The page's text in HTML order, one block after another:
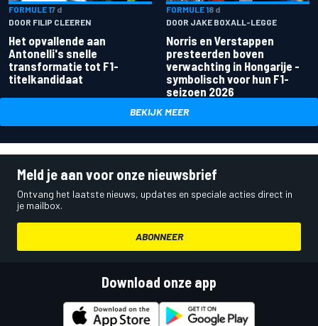
FORMULE 17 d
DOOR FILIP CLEEREN
Het opvallende aan
Antonelli's snelle
transformatie tot F1-
titelkandidaat
FORMULE 18 d
DOOR JAKE BOXALL-LEGGE
Norris en Verstappen
presteerden boven
verwachting in Hongarije -
symbolisch voor hun F1-
seizoen 2026
BEKIJK MEER
Meld je aan voor onze nieuwsbrief
Ontvang het laatste nieuws, updates en speciale acties direct in
je mailbox.
ABONNEER
Download onze app